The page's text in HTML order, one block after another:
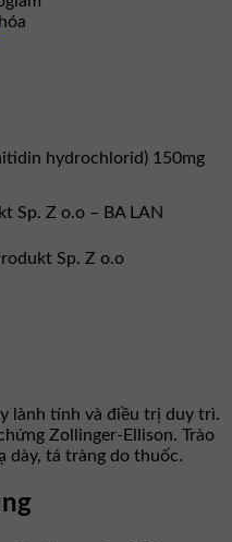
hydrochlorid) 150mg
Sp. Z o.o – BA LAN
Sp. Z o.o
lành tính và điều trị duy trì.
Zollinger-Ellison. Trào
dày, tá tràng do thuốc.